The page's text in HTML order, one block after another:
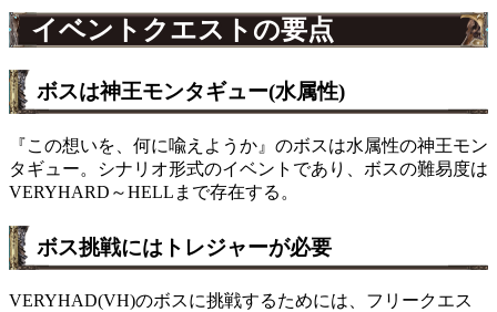
イベントクエストの要点
ボスは神王モンタギュー(水属性)
『この想いを、何に喩えようか』のボスは水属性の神王モン
タギュー。シナリオ形式のイベントであり、ボスの難易度は
VERYHARD～HELLまで存在する。
ボス挑戦にはトレジャーが必要
VERYHAD(VH)のボスに挑戦するためには、フリークエス